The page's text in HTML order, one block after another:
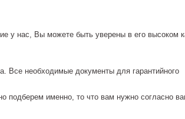
у нас, Вы можете быть уверены в его высоком
Все необходимые документы для гарантийного
подберем именно, то что вам нужно согласно